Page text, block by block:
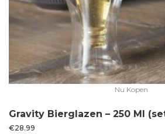
Nu Kopen
Gravity Bierglazen – 250 Ml
€28.99